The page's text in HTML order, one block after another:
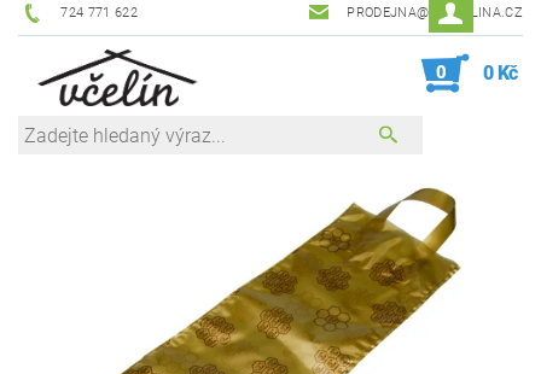
724 771 622 PRODEJNA@ZEVCELINA.CZ
0 0 Kč